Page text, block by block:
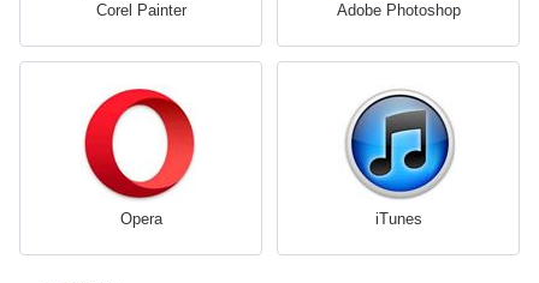
Corel Painter Adobe Photoshop
Opera iTunes